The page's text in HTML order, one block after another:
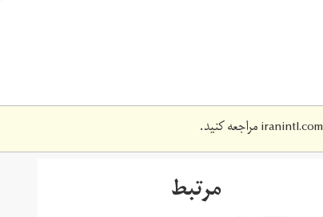
iranintl.comمراجعه کنید.
مرتبط